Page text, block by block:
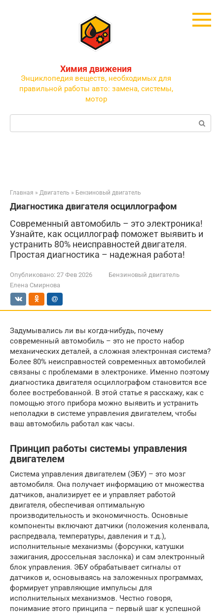
Химия движения
Энциклопедия веществ, необходимых для
правильной работы авто: замена, системы,
мотор
Поиск:
Главная » Двигатель » Бензиновый двигатель
Диагностика двигателя осциллографом
Современный автомобиль – это электроника!
Узнайте, как осциллограф поможет выявить и
устранить 80% неисправностей двигателя.
Простая диагностика – надежная работа!
Опубликовано: 27 Фев 2026
Бензиновый двигатель
Елена Смирнова
Задумывались ли вы когда-нибудь, почему
современный автомобиль – это не просто набор
механических деталей, а сложная электронная система?
Более 80% неисправностей современных автомобилей
связаны с проблемами в электронике. Именно поэтому
диагностика двигателя осциллографом становится все
более востребованной. В этой статье я расскажу, как с
помощью этого прибора можно выявить и устранить
неполадки в системе управления двигателем, чтобы
ваш автомобиль работал как часы.
Принцип работы системы управления
двигателем
Система управления двигателем (ЭБУ) – это мозг
автомобиля. Она получает информацию от множества
датчиков, анализирует ее и управляет работой
двигателя, обеспечивая оптимальную
производительность и экономичность. Основные
компоненты включают датчики (положения коленвала,
распредвала, температуры, давления и т.д.),
исполнительные механизмы (форсунки, катушки
зажигания, дроссельная заслонка) и сам электронный
блок управления. ЭБУ обрабатывает сигналы от
датчиков и, основываясь на заложенных программах,
формирует управляющие импульсы для
исполнительных механизмов. Честно говоря,
понимание этого принципа – первый шаг к успешной